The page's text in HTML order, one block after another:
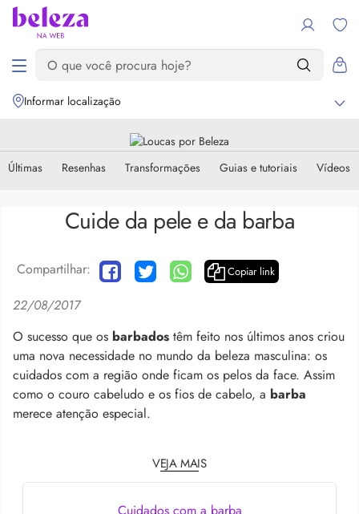
Informar localização
Últimas Resenhas Transformações Guias e tutoriais Vídeos
Cuide da pele e da barba
Compartilhar: Copiar link
22/08/2017
O sucesso que os barbados têm feito nos últimos anos criou
uma nova necessidade no mundo da beleza masculina: os
cuidados com a região onde ficam os pelos da face. Assim
como o couro cabeludo e os fios de cabelo, a barba
merece atenção especial.
VEJA MAIS
Cuidados com a barba